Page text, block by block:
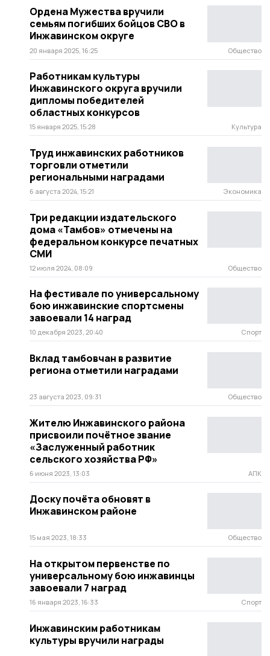
Ордена Мужества вручили
семьям погибших бойцов СВО в
Инжавинском округе
20 января 2025, 16:25 Общество
Работникам культуры
Инжавинского округа вручили
дипломы победителей
областных конкурсов
15 января 2025, 15:28 Культура
Труд инжавинских работников
торговли отметили
региональными наградами
6 августа 2024, 15:21 Экономика
Три редакции издательского
дома «Тамбов» отмечены на
федеральном конкурсе печатных
СМИ
12 июля 2024, 08:09 Общество
На фестивале по универсальному
бою инжавинские спортсмены
завоевали 14 наград
10 декабря 2023, 20:40 Спорт
Вклад тамбовчан в развитие
региона отметили наградами
23 августа 2023, 09:31 Общество
Жителю Инжавинского района
присвоили почётное звание
«Заслуженный работник
сельского хозяйства РФ»
6 июня 2023, 13:03 АПК
Доску почёта обновят в
Инжавинском районе
15 мая 2023, 18:33 Общество
На открытом первенстве по
универсальному бою инжавинцы
завоевали 7 наград
16 января 2023, 16:33 Спорт
Инжавинским работникам
культуры вручили награды